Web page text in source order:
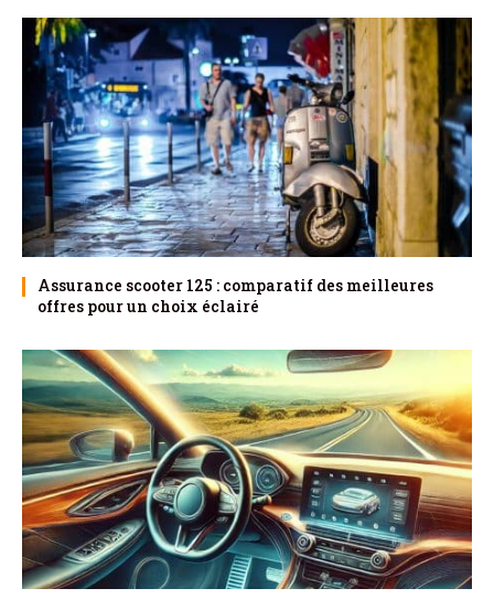
Assurance scooter 125 : comparatif des meilleures
offres pour un choix éclairé